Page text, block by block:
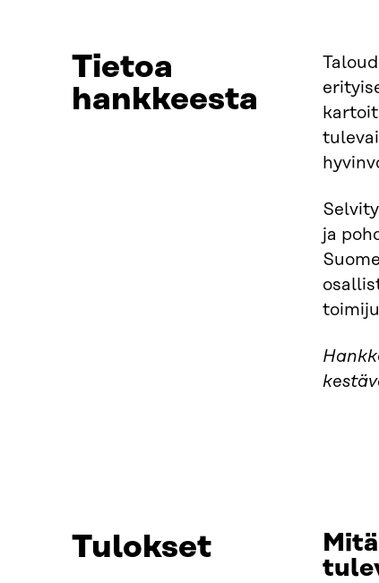
Tietoa
hankkeesta
ja
Tulokset